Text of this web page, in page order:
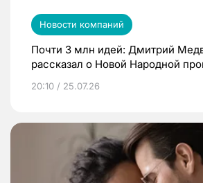
Новости компаний
Почти 3 млн идей: Дмитрий
рассказал о Новой Народной
20:10 / 25.07.26